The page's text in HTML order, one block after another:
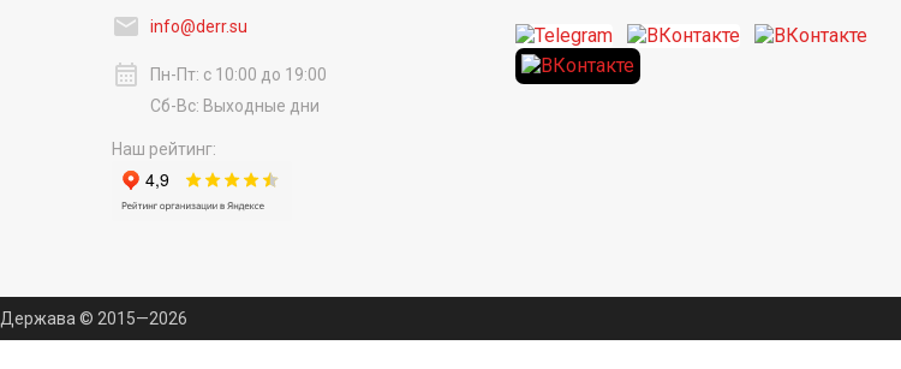
 info@derr.su
calendar_month
Пн-Пт: с 10:00 до 19:00
Сб-Вс: Выходные дни
Наш рейтинг:
Держава © 2015—2026